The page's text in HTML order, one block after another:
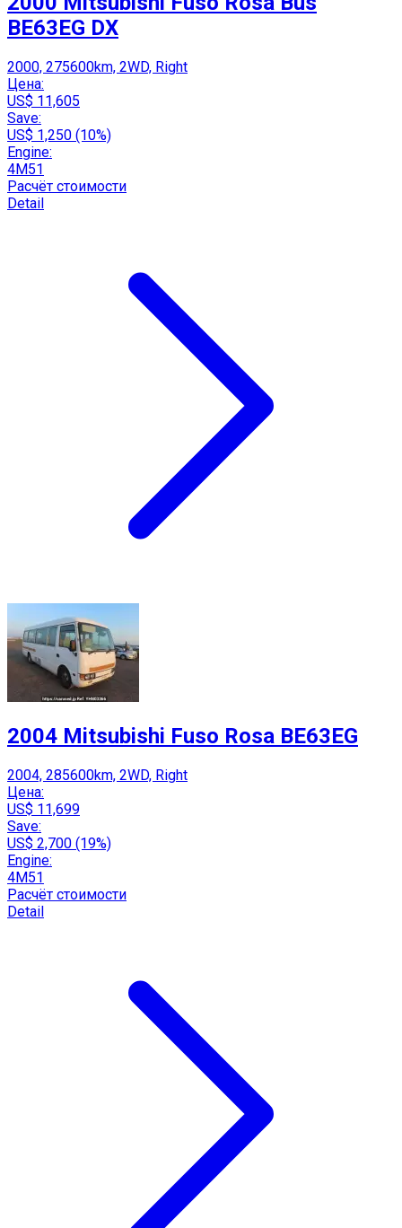
BE63EG DX
2000, 275600km, 2WD, Right
Цена:
US$ 11,605
Save:
US$ 1,250 (10%)
Engine:
4M51
Расчёт стоимости
Detail
2004 Mitsubishi Fuso Rosa BE63EG
2004, 285600km, 2WD, Right
Цена:
US$ 11,699
Save:
US$ 2,700 (19%)
Engine:
4M51
Расчёт стоимости
Detail